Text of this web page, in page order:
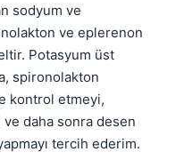
sodyum ve
ve eplerenon
Potasyum üst
spironolakton
kontrol etmeyi,
ve daha sonra desen
tercih ederim.